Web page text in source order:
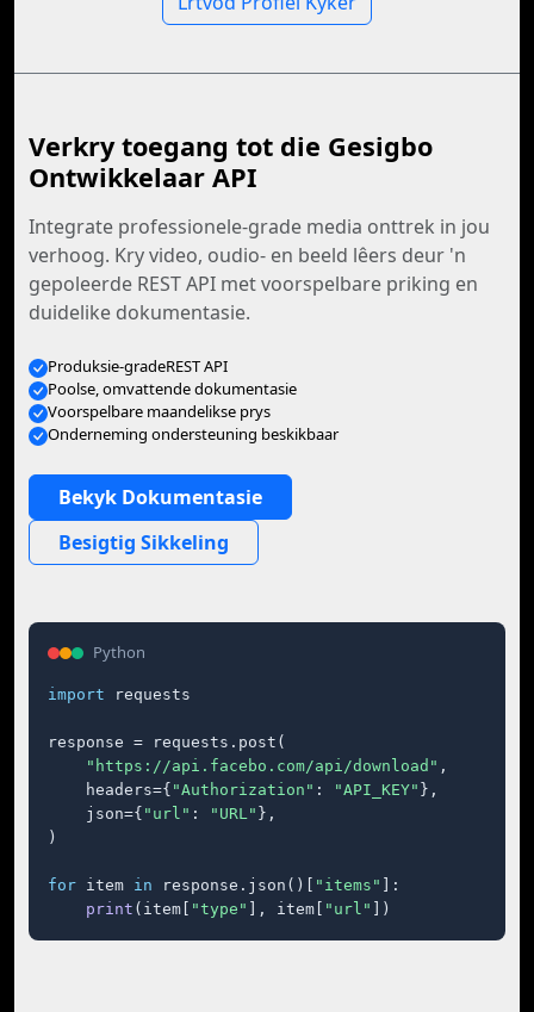
Verkry toegang tot die Gesigbo
Ontwikkelaar API
Integrate professionele-grade media onttrek in jou
verhoog. Kry video, oudio- en beeld lêers deur 'n
gepoleerde REST API met voorspelbare priking en
duidelike dokumentasie.
Produksie-gradeREST API
Poolse, omvattende dokumentasie
Voorspelbare maandelikse prys
Onderneming ondersteuning beskikbaar
Bekyk Dokumentasie
Besigtig Sikkeling
Python
import requests
response = requests.post(
"https://api.facebo.com/api/download" ,
    headers={
"Authorization" : "API_KEY" },
    json={
"url" : "URL" },
)
for item in response.json()[ "items"
]:
print (item[ "type" ], item[ "url" ])